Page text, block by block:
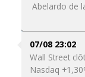
Abelardo de
07/08 23:02
Wall Street
Nasdaq